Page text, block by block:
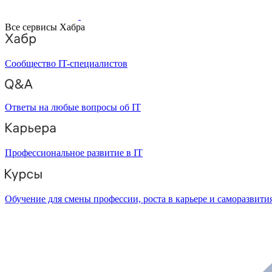
Все сервисы Хабра
Сообщество IT-специалистов
Ответы на любые вопросы об IT
Профессиональное развитие в IT
Обучение для смены профессии, роста в карьере и